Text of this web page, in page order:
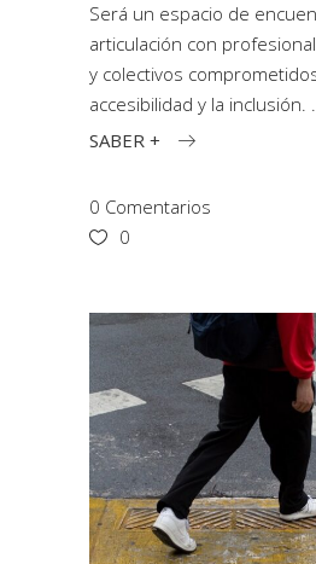
Será un espacio de
articulación con
y colectivos
accesibilidad y la inclusión.
SABER +
0 Comentarios
0